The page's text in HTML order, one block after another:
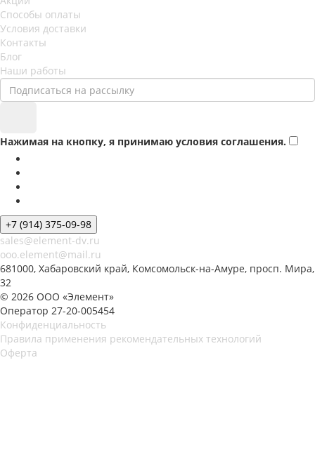
Способы оплаты
Условия доставки
Контакты
Блог
Наши работы
Нажимая на кнопку, я принимаю условия соглашения.
+7 (914) 375-09-98
sales@element-dv.ru
ooo.element@mail.ru
681000, Хабаровский край, Комсомольск-на-Амуре, просп. Мира,
32
© 2026 ООО «Элемент»
Оператор 27-20-005454
Конфиденциальность
Правила применения рекомендательных технологий
Оферта